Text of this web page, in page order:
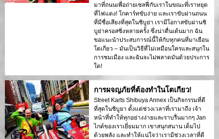
มาที่ถนนเพื่อถ่ายเซลฟี่กับเราในขณะที่เราหยุด
ที่ไฟแดง! โกคาร์ทขับง่าย และเราขับผ่านถนน
ที่มีชื่อเสียงที่สุดในชิบูย่า เรามีโอกาสขับผ่านชิ
บูย่าครอสซิ่งหลายครั้ง ซึ่งน่าตื่นเต้นมาก ฉัน
ขอแนะนำประสบการณ์นี้ให้กับทุกคนที่มาเยือน
โตเกียว – มันเป็นวิธีที่ไม่เหมือนใครและสนุกใน
การชมเมือง และฉันจะไม่พลาดมันด้วยประการ
ใด!
การผจญภัยที่ต้องทำในโตเกียว!
Street Karts Shibuya Annex เป็นกิจกรรมที่ดี
ที่สุดในชิบูยา ตั้งแต่ช่วงเวลาที่เรามาถึง เจ้า
หน้าที่ทำให้ทุกอย่างง่ายและราบรื่นมากๆ Jan
ไกด์ของเราเยี่ยมมาก เขาสนุกสนาน เต็มไป
ด้วยพลัง และทำให้แน่ใจว่าเรามีช่วงเวลาที่ดี